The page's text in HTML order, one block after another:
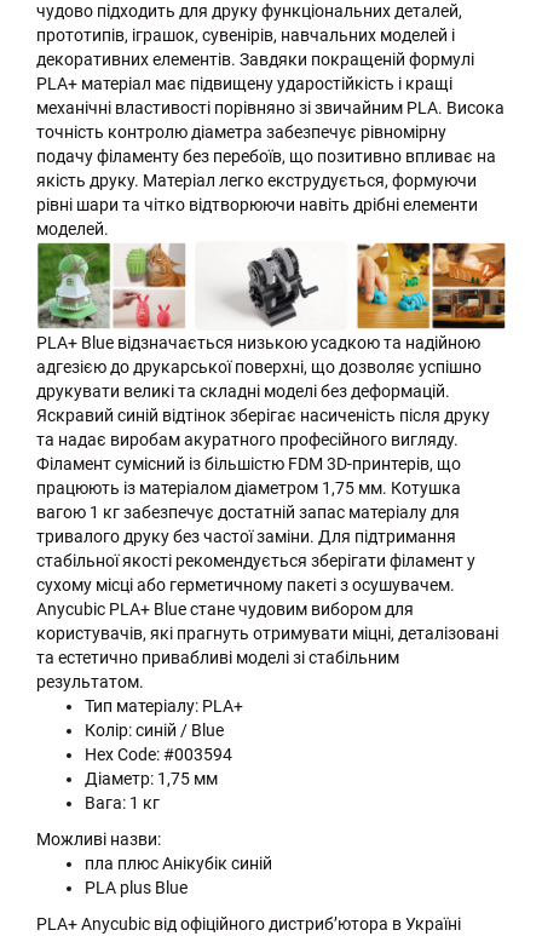
чудово підходить для друку функціональних деталей,
прототипів, іграшок, сувенірів, навчальних моделей і
декоративних елементів. Завдяки покращеній формулі
PLA+ матеріал має підвищену ударостійкість і кращі
механічні властивості порівняно зі звичайним PLA. Висока
точність контролю діаметра забезпечує рівномірну
подачу філаменту без перебоїв, що позитивно впливає на
якість друку. Матеріал легко екструдується, формуючи
рівні шари та чітко відтворюючи навіть дрібні елементи
моделей.
PLA+ Blue відзначається низькою усадкою та надійною
адгезією до друкарської поверхні, що дозволяє успішно
друкувати великі та складні моделі без деформацій.
Яскравий синій відтінок зберігає насиченість після друку
та надає виробам акуратного професійного вигляду.
Філамент сумісний із більшістю FDM 3D-принтерів, що
працюють із матеріалом діаметром 1,75 мм. Котушка
вагою 1 кг забезпечує достатній запас матеріалу для
тривалого друку без частої заміни. Для підтримання
стабільної якості рекомендується зберігати філамент у
сухому місці або герметичному пакеті з осушувачем.
Anycubic PLA+ Blue стане чудовим вибором для
користувачів, які прагнуть отримувати міцні, деталізовані
та естетично привабливі моделі зі стабільним
результатом.
Тип матеріалу: PLA+
Колір: синій / Blue
Hex Code: #003594
Діаметр: 1,75 мм
Вага: 1 кг
Можливі назви:
пла плюс Анікубік синій
PLA plus Blue
PLA+ Anycubic від офіційного дистриб’ютора в Україні